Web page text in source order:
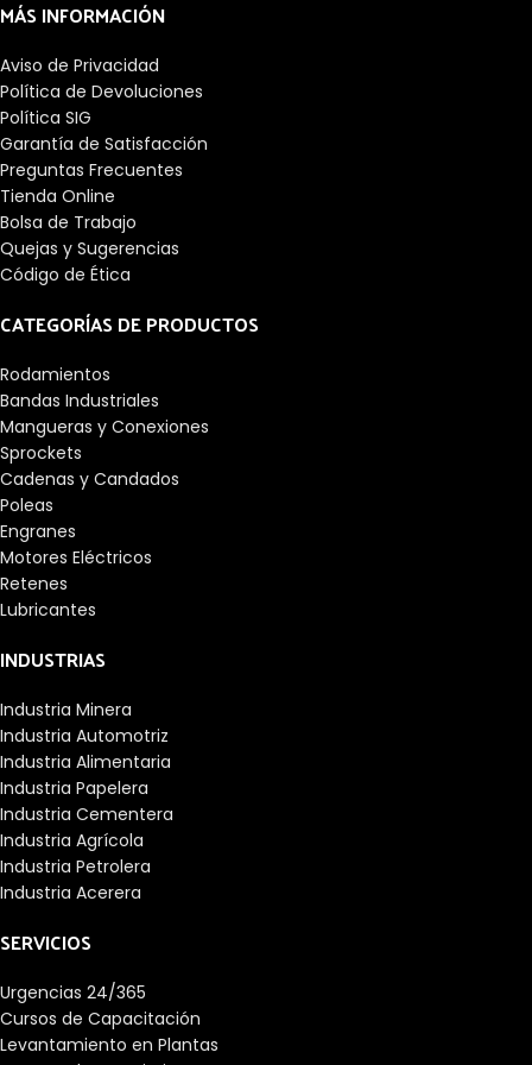
MÁS INFORMACIÓN
Aviso de Privacidad
Política de Devoluciones
Política SIG
Garantía de Satisfacción
Preguntas Frecuentes
Tienda Online
Bolsa de Trabajo
Quejas y Sugerencias
Código de Ética
CATEGORÍAS DE PRODUCTOS
Rodamientos
Bandas Industriales
Mangueras y Conexiones
Sprockets
Cadenas y Candados
Poleas
Engranes
Motores Eléctricos
Retenes
Lubricantes
INDUSTRIAS
Industria Minera
Industria Automotriz
Industria Alimentaria
Industria Papelera
Industria Cementera
Industria Agrícola
Industria Petrolera
Industria Acerera
SERVICIOS
Urgencias 24/365
Cursos de Capacitación
Levantamiento en Plantas